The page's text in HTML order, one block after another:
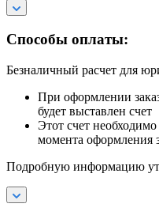
Способы оплаты:
Безналичный расчет для
При оформлении
будет выставлен счет
Этот счет
момента оформления
Подробную информацию